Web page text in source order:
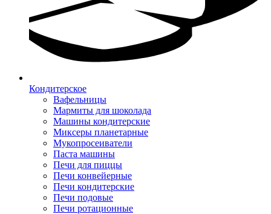
Кондитерское
Вафельницы
Мармиты для шоколада
Машины кондитерские
Миксеры планетарные
Мукопросеиватели
Паста машины
Печи для пиццы
Печи конвейерные
Печи кондитерские
Печи подовые
Печи ротационные